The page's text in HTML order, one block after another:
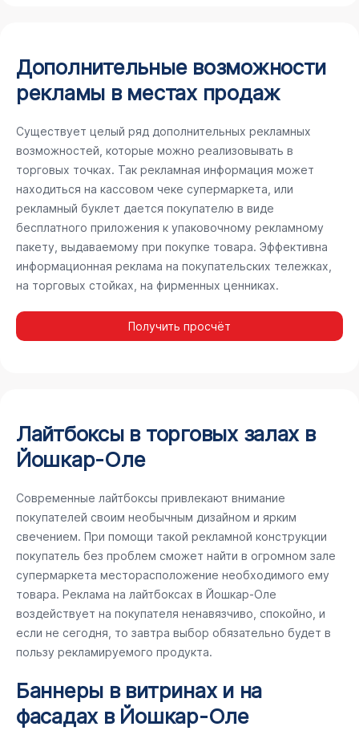
Дополнительные возможности
рекламы в местах продаж
Существует целый ряд дополнительных рекламных
возможностей, которые можно реализовывать в
торговых точках. Так рекламная информация может
находиться на кассовом чеке супермаркета, или
рекламный буклет дается покупателю в виде
бесплатного приложения к упаковочному рекламному
пакету, выдаваемому при покупке товара. Эффективна
информационная реклама на покупательских тележках,
на торговых стойках, на фирменных ценниках.
Получить просчёт
Лайтбоксы в торговых залах в
Йошкар-Оле
Современные лайтбоксы привлекают внимание
покупателей своим необычным дизайном и ярким
свечением. При помощи такой рекламной конструкции
покупатель без проблем сможет найти в огромном зале
супермаркета месторасположение необходимого ему
товара. Реклама на лайтбоксах в Йошкар-Оле
воздействует на покупателя ненавязчиво, спокойно, и
если не сегодня, то завтра выбор обязательно будет в
пользу рекламируемого продукта.
Баннеры в витринах и на
фасадах в Йошкар-Оле